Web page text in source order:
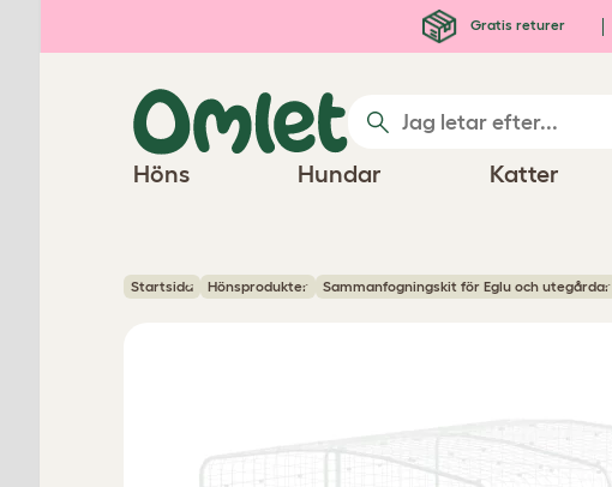
Gratis returer
Höns Hundar Katter
Startsida Hönsprodukter Sammanfogningskit för Eglu och utegårdar